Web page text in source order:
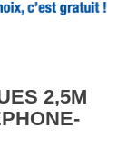
2,5M